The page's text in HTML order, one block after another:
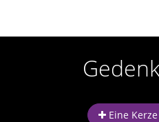
Eine